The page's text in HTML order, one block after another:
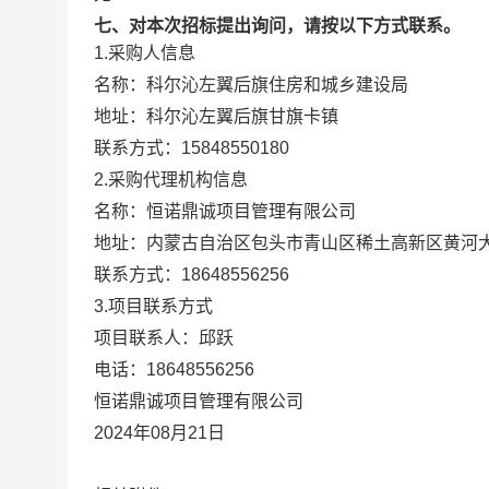
七、对本次招标提出询问，请按以下方式联系。
1.采购人信息
名称： 科尔沁左翼后旗住房和城乡建设局
地址： 科尔沁左翼后旗甘旗卡镇
联系方式： 15848550180
2.采购代理机构信息
名称： 恒诺鼎诚项目管理有限公司
地址： 内蒙古自治区包头市青山区稀土高新区黄河
联系方式： 18648556256
3.项目联系方式
项目联系人：
邱跃
电话： 18648556256
恒诺鼎诚项目管理有限公司
2024年08月21日